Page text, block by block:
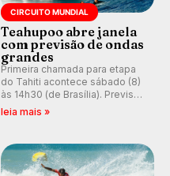
CIRCUITO MUNDIAL
Teahupoo abre janela
com previsão de ondas
grandes
Primeira chamada para etapa
do Tahiti acontece sábado (8)
às 14h30 (de Brasília). Previsão
indica swell consistente.
Kelly Slater convidado.
leia mais »